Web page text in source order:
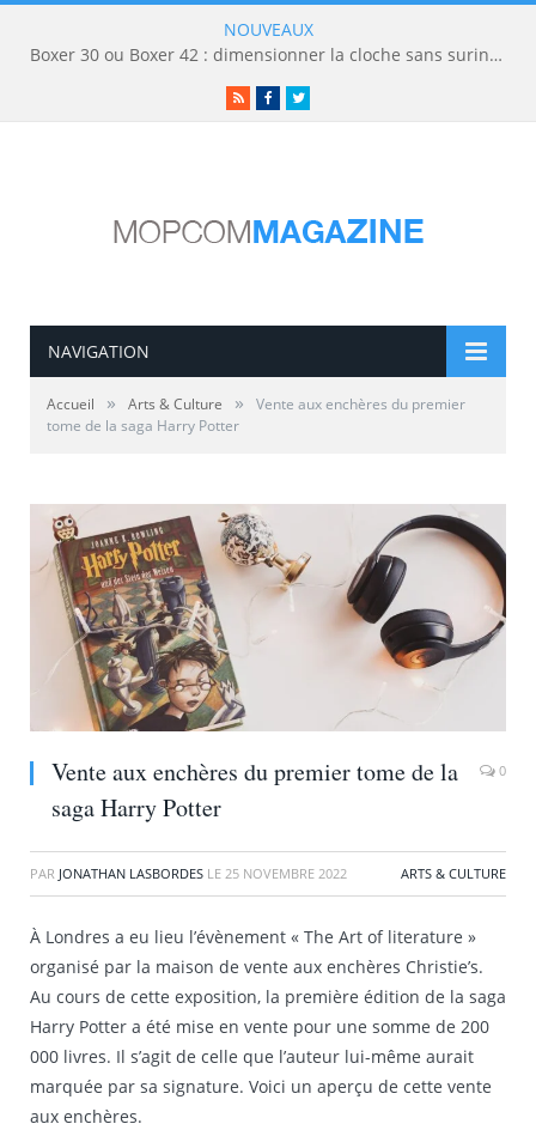
NOUVEAUX
Boxer 30 ou Boxer 42 : dimensionner la cloche sans surinvestir
RSSFacebookTwitter
NAVIGATION
Accueil » Arts & Culture »
Vente aux enchères du premier
tome de la saga Harry Potter
Vente aux enchères du premier tome de la
saga Harry Potter
0
PAR JONATHAN LASBORDES LE 25 NOVEMBRE 2022 ARTS & CULTURE
À Londres a eu lieu l’évènement « The Art of literature »
organisé par la maison de vente aux enchères Christie’s.
Au cours de cette exposition, la première édition de la saga
Harry Potter a été mise en vente pour une somme de 200
000 livres. Il s’agit de celle que l’auteur lui-même aurait
marquée par sa signature. Voici un aperçu de cette vente
aux enchères.